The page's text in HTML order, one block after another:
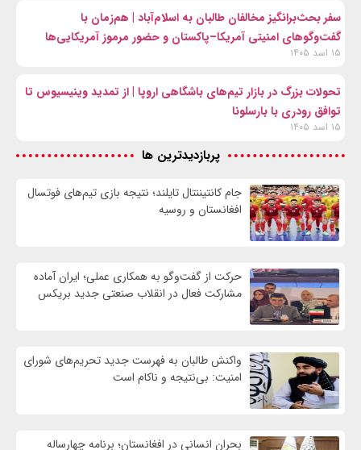
سفر بحث‌برانگیز مخالفان طالبان به اسلام‌آباد | هم‌زمان با
گفت‌وگوهای امنیتی آمریکا–پاکستان و حضور مرموز آمریکایی‌ها
۱۵ اسد ۱۴۰۵
تحولات بزرگ در بازار تیم‌های باشگاهی اروپا | از تمدید وینیسیوس تا
توافق رودری با بارسلونا
۱۵ اسد ۱۴۰۵
پربازدیدترین ها
جام کانتیننتال تایلند؛ نتیجه بازی تیم‌های فوتسال
افغانستان و روسیه
حرکت از گفت‌وگو به همکاری عملی؛ ایران آماده
مشارکت فعال در انقلاب صنعتی جدید بریکس
واكنش طالبان به فهرست جدید تحریم‌های شورای
امنیت: بی‌نتیجه و ناکام است
بحران انسانی در افغانستان؛ برنامه چهار‌ساله